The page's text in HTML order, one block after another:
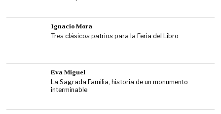
Ignacio Mora
Tres clásicos patrios para la Feria del Libro
Eva Miguel
La Sagrada Familia, historia de un monumento
interminable